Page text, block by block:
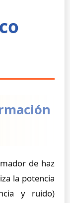
de haz
la potencia
y ruido)